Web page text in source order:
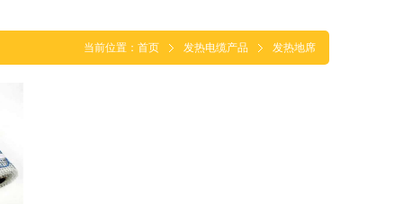
当前位置： 首页 发热电缆产品 发热地席